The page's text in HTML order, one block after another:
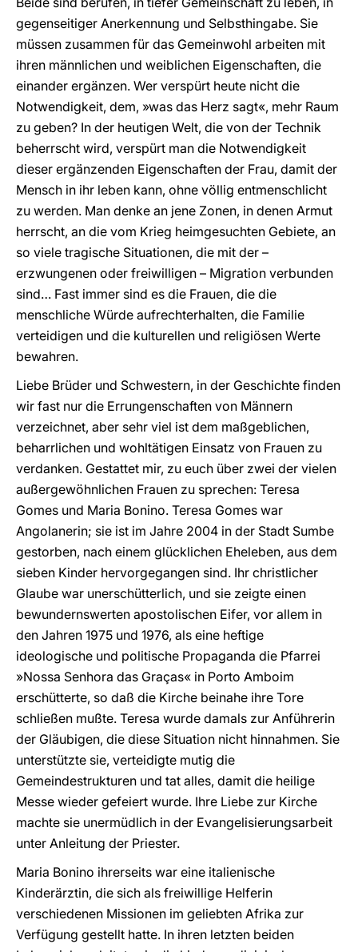
gegenseitiger Anerkennung und Selbsthingabe. Sie
müssen zusammen für das Gemeinwohl arbeiten mit
ihren männlichen und weiblichen Eigenschaften, die
einander ergänzen. Wer verspürt heute nicht die
Notwendigkeit, dem, »was das Herz sagt«, mehr Raum
zu geben? In der heutigen Welt, die von der Technik
beherrscht wird, verspürt man die Notwendigkeit
dieser ergänzenden Eigenschaften der Frau, damit der
Mensch in ihr leben kann, ohne völlig entmenschlicht
zu werden. Man denke an jene Zonen, in denen Armut
herrscht, an die vom Krieg heimgesuchten Gebiete, an
so viele tragische Situationen, die mit der –
erzwungenen oder freiwilligen – Migration verbunden
sind… Fast immer sind es die Frauen, die die
menschliche Würde aufrechterhalten, die Familie
verteidigen und die kulturellen und religiösen Werte
bewahren.
Liebe Brüder und Schwestern, in der Geschichte finden
wir fast nur die Errungenschaften von Männern
verzeichnet, aber sehr viel ist dem maßgeblichen,
beharrlichen und wohltätigen Einsatz von Frauen zu
verdanken. Gestattet mir, zu euch über zwei der vielen
außergewöhnlichen Frauen zu sprechen: Teresa
Gomes und Maria Bonino. Teresa Gomes war
Angolanerin; sie ist im Jahre 2004 in der Stadt Sumbe
gestorben, nach einem glücklichen Eheleben, aus dem
sieben Kinder hervorgegangen sind. Ihr christlicher
Glaube war unerschütterlich, und sie zeigte einen
bewundernswerten apostolischen Eifer, vor allem in
den Jahren 1975 und 1976, als eine heftige
ideologische und politische Propaganda die Pfarrei
»Nossa Senhora das Graças« in Porto Amboim
erschütterte, so daß die Kirche beinahe ihre Tore
schließen mußte. Teresa wurde damals zur Anführerin
der Gläubigen, die diese Situation nicht hinnahmen. Sie
unterstützte sie, verteidigte mutig die
Gemeindestrukturen und tat alles, damit die heilige
Messe wieder gefeiert wurde. Ihre Liebe zur Kirche
machte sie unermüdlich in der Evangelisierungsarbeit
unter Anleitung der Priester.
Maria Bonino ihrerseits war eine italienische
Kinderärztin, die sich als freiwillige Helferin
verschiedenen Missionen im geliebten Afrika zur
Verfügung gestellt hatte. In ihren letzten beiden